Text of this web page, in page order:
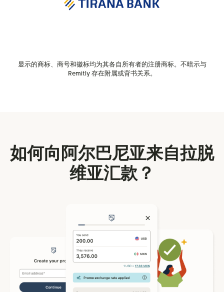
显示的商标、商号和徽标均为其各自所有者的注册商标。不暗示与
Remitly 存在附属或背书关系。
如何向阿尔巴尼亚来自拉脱
维亚汇款？